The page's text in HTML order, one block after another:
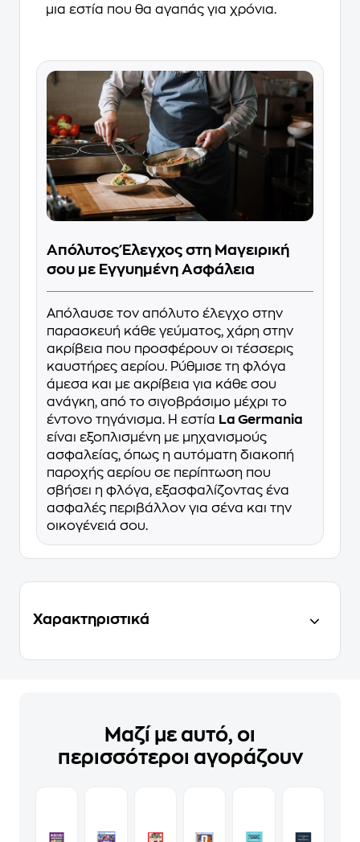
μια εστία που θα αγαπάς για χρόνια.
Απόλυτος Έλεγχος στη Μαγειρική
σου με Εγγυημένη Ασφάλεια
Απόλαυσε τον απόλυτο έλεγχο στην
παρασκευή κάθε γεύματος, χάρη στην
ακρίβεια που προσφέρουν οι τέσσερις
καυστήρες αερίου. Ρύθμισε τη φλόγα
άμεσα και με ακρίβεια για κάθε σου
ανάγκη, από το σιγοβράσιμο μέχρι το
έντονο τηγάνισμα. Η εστία La Germania
είναι εξοπλισμένη με μηχανισμούς
ασφαλείας, όπως η αυτόματη διακοπή
παροχής αερίου σε περίπτωση που
σβήσει η φλόγα, εξασφαλίζοντας ένα
ασφαλές περιβάλλον για σένα και την
οικογένειά σου.
Χαρακτηριστικά
Μαζί με αυτό, οι
περισσότεροι αγοράζουν